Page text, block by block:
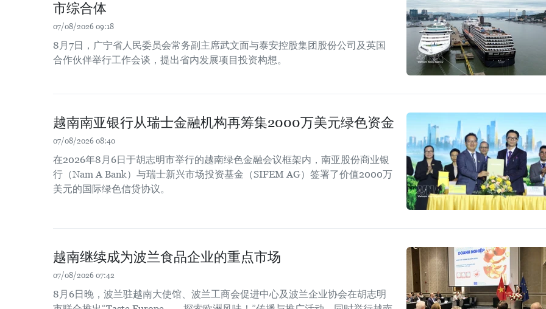
市综合体
07/08/2026 09:18
8月7日，广宁省人民委员会常务副主席武文面与泰安控股集团股份公司及英国
合作伙伴举行工作会谈，提出省内发展项目投资构想。
越南南亚银行从瑞士金融机构再筹集2000万美元绿色资金
07/08/2026 08:40
在2026年8月6日于胡志明市举行的越南绿色金融会议框架内，南亚股份商业银
行（Nam A Bank）与瑞士新兴市场投资基金（SIFEM AG）签署了价值2000万
美元的国际绿色信贷协议。
越南继续成为波兰食品企业的重点市场
07/08/2026 07:42
8月6日晚，波兰驻越南大使馆、波兰工商会促进中心及波兰企业协会在胡志明